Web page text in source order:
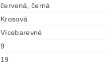
červená, černá
Krosová
Vícebarevné
9
19